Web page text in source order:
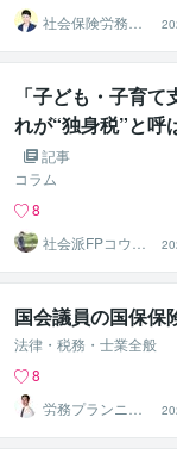
社会保険労務士
サニー
「子ども・子育
れが“独身税”と呼
記事
コラム
8
社会派FPコウダ
イ｜資産を守り
心を楽に
国会議員の国保保
法律・税務・士業全般
8
労務プランニン
グ オフィスINO
UE